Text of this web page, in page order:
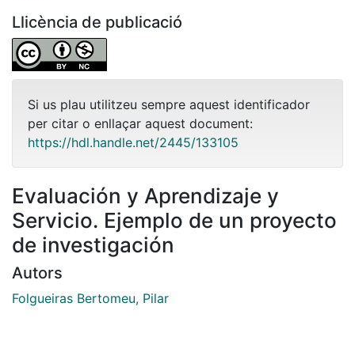
Llicència de publicació
Si us plau utilitzeu sempre aquest identificador
per citar o enllaçar aquest document:
https://hdl.handle.net/2445/133105
Evaluación y Aprendizaje y
Servicio. Ejemplo de un proyecto
de investigación
Autors
Folgueiras Bertomeu, Pilar